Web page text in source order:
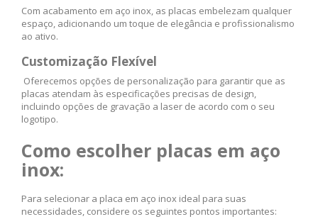
Com acabamento em aço inox, as placas embelezam qualquer
espaço, adicionando um toque de elegância e profissionalismo
ao ativo.
Customização Flexível
Oferecemos opções de personalização para garantir que as
placas atendam às especificações precisas de design,
incluindo opções de gravação a laser de acordo com o seu
logotipo.
Como escolher placas em aço
inox:
Para selecionar a placa em aço inox ideal para suas
necessidades, considere os seguintes pontos importantes: